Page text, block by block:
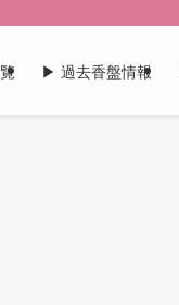
▶︎ 過去香盤情報